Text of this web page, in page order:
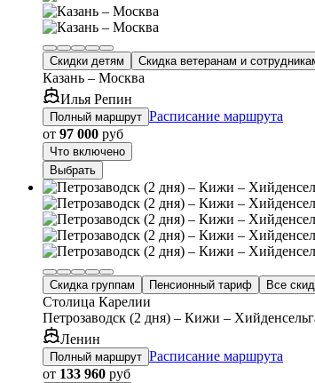
Скидки детям Скидка ветеранам и
Казань – Москва
Илья Репин
Полный маршрут Расписание маршрута
от 97 000 руб
Что включено
Выбрать
Скидка группам Пенсионный тариф Все
Столица Карелии
Петрозаводск (2 дня) – Кижи –
Ленин
Полный маршрут Расписание маршрута
от 133 960 руб